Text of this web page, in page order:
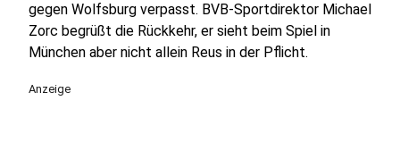
gegen Wolfsburg verpasst. BVB-Sportdirektor Michael
Zorc begrüßt die Rückkehr, er sieht beim Spiel in
München aber nicht allein Reus in der Pflicht.
Anzeige